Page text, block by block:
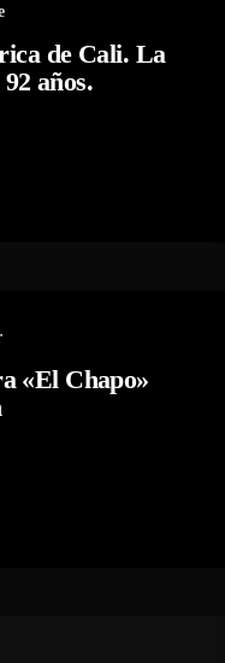
de Cali. La
años.
«El Chapo»